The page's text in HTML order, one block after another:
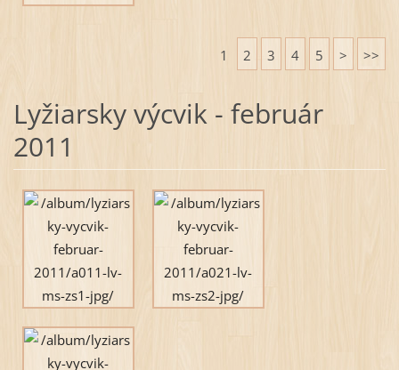
1 2 3 4 5 > >>
Lyžiarsky výcvik - február
2011